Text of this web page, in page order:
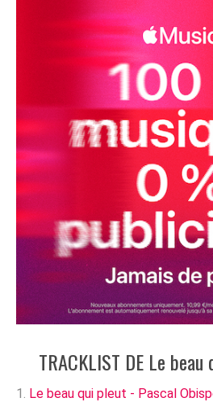
TRACKLIST DE Le
Le beau qui pleut - Pascal